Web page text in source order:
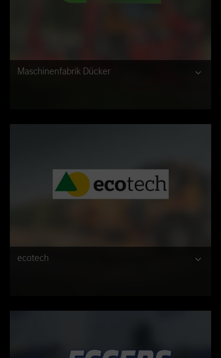
Maschinenfabrik Dücker
ecotech